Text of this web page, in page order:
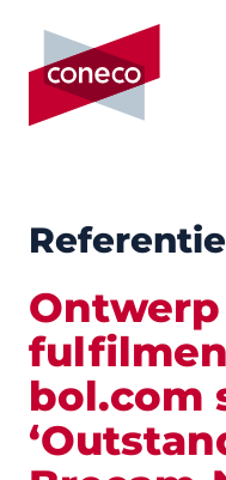
Referentie
Ontwerp
bol.com